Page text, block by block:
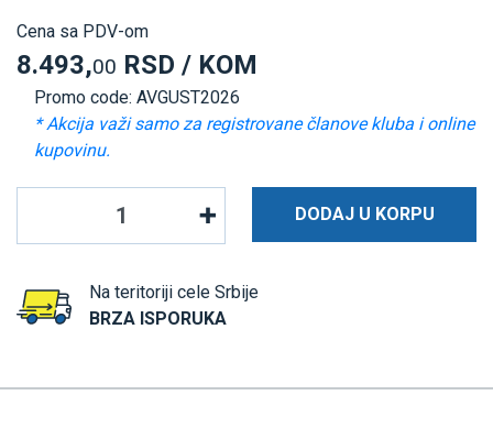
Cena sa PDV-om
8.493,00 RSD / KOM
Promo code: AVGUST2026
* Akcija važi samo za registrovane članove kluba i online
kupovinu.
DODAJ U KORPU
Na teritoriji cele Srbije
BRZA ISPORUKA